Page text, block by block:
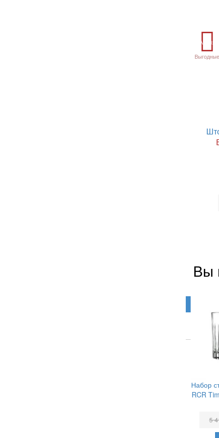
Акция
Вы
Набор
RCR
5